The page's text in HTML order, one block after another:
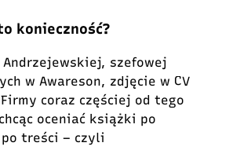
konieczność?
Andrzejewskiej, szefowej
w Awareson, zdjęcie w CV
coraz częściej od tego
oceniać książki po
treści – czyli